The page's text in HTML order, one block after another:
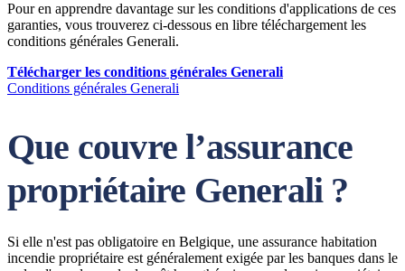
Pour en apprendre davantage sur les conditions d'applications de ces
garanties, vous trouverez ci-dessous en libre téléchargement les
conditions générales Generali.
Télécharger les conditions générales Generali
Conditions générales Generali
Que couvre l’assurance
propriétaire Generali ?
Si elle n'est pas obligatoire en Belgique, une assurance habitation
incendie propriétaire est généralement exigée par les banques dans le